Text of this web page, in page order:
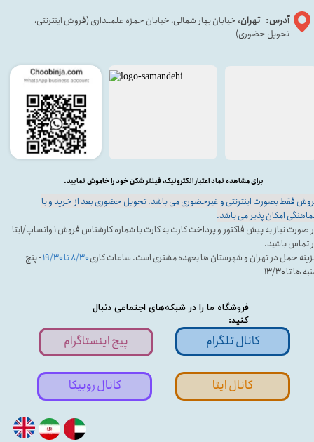
فروشگاه ما را در شبکه‌های اجتماعی دنبال
کنید:
آدرس: تهران، خیابان بهار شمالی، خیابان حمزه علمــداری (فروش اینترنتی،
تحویل حضوری)
فقط بصورت اینترنتی و غیرحضوری می باشد. تحویل حضوری بعد از خرید و با
امکان پذیر می باشد.
در صورت نیاز به پیش فاکتور و پرداخت کارت به کارت با شماره کارشناس فروش ۱ واتساپ/ایتا
تماس باشید.
حمل در تهران و شهرستان ها بعهده مشتری است. ساعات کاری۸/۳۰ تا ۱۹/۳۰
- پنج
ها تا ۱۳/۳۰
برای مشاهده نماد اعتبار الکترونیک، فیلتر شکن خود را خاموش نمایید.
پیج اینستاگرام کانال تلگرام
کانال ایتا کانال روبیکا